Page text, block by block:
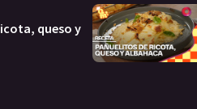
queso y